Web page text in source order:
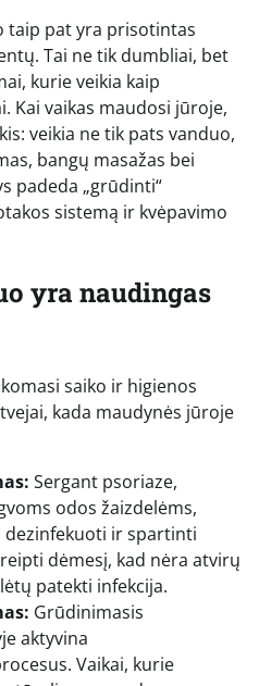
taip pat yra prisotintas
Tai ne tik dumbliai, bet
kurie veikia kaip
Kai vaikas maudosi jūroje,
veikia ne tik pats vanduo,
bangų masažas bei
padeda „grūdinti“
sistemą ir kvėpavimo
yra naudingas
saiko ir higienos
kada maudynės jūroje
Sergant psoriaze,
odos žaizdelėms,
dezinfekuoti ir spartinti
dėmesį, kad nėra atvirų
patekti infekcija.
Grūdinimasis
aktyvina
Vaikai, kurie